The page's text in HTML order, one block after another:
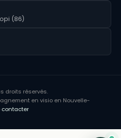
(86)
droits réservés.
en visio en Nouvelle-
contacter